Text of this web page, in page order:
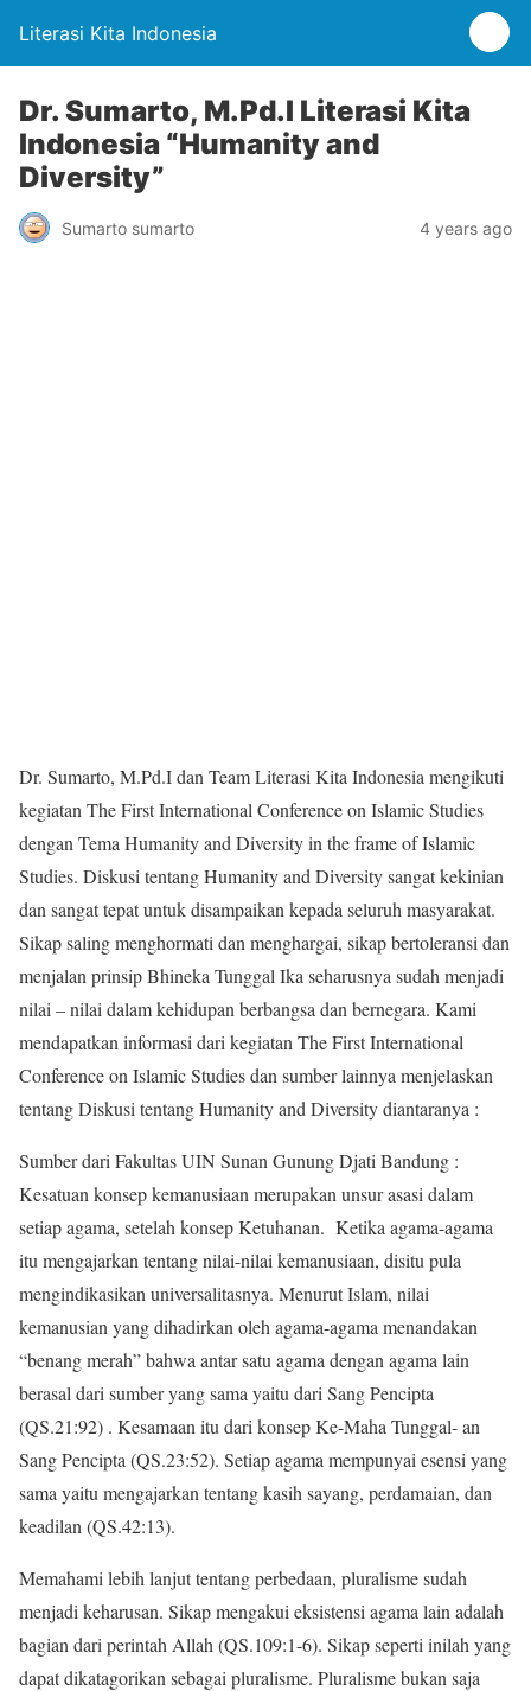
Literasi Kita Indonesia
Dr. Sumarto, M.Pd.I Literasi Kita
Indonesia “Humanity and
Diversity”
Sumarto sumarto 4 years ago
Dr. Sumarto, M.Pd.I dan Team Literasi Kita Indonesia mengikuti
kegiatan The First International Conference on Islamic Studies
dengan Tema Humanity and Diversity in the frame of Islamic
Studies. Diskusi tentang Humanity and Diversity sangat kekinian
dan sangat tepat untuk disampaikan kepada seluruh masyarakat.
Sikap saling menghormati dan menghargai, sikap bertoleransi dan
menjalan prinsip Bhineka Tunggal Ika seharusnya sudah menjadi
nilai – nilai dalam kehidupan berbangsa dan bernegara. Kami
mendapatkan informasi dari kegiatan The First International
Conference on Islamic Studies dan sumber lainnya menjelaskan
tentang Diskusi tentang Humanity and Diversity diantaranya :
Sumber dari Fakultas UIN Sunan Gunung Djati Bandung :
Kesatuan konsep kemanusiaan merupakan unsur asasi dalam
setiap agama, setelah konsep Ketuhanan. Ketika agama-agama
itu mengajarkan tentang nilai-nilai kemanusiaan, disitu pula
mengindikasikan universalitasnya. Menurut Islam, nilai
kemanusian yang dihadirkan oleh agama-agama menandakan
“benang merah” bahwa antar satu agama dengan agama lain
berasal dari sumber yang sama yaitu dari Sang Pencipta
(QS.21:92) . Kesamaan itu dari konsep Ke-Maha Tunggal- an
Sang Pencipta (QS.23:52). Setiap agama mempunyai esensi yang
sama yaitu mengajarkan tentang kasih sayang, perdamaian, dan
keadilan (QS.42:13).
Memahami lebih lanjut tentang perbedaan, pluralisme sudah
menjadi keharusan. Sikap mengakui eksistensi agama lain adalah
bagian dari perintah Allah (QS.109:1-6). Sikap seperti inilah yang
dapat dikatagorikan sebagai pluralisme. Pluralisme bukan saja